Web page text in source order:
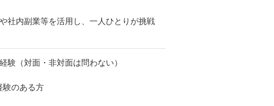
社内副業等を活用し、一人ひとりが挑戦
験（対面・非対面は問わない）
験のある方